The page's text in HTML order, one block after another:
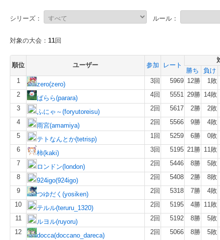
シリーズ： ルール：
対象の大会： 11回
順位 ユーザー 参加 レート
勝ち
負け
1
zero(zero) 3回 5969 12勝
1敗
2
ぱらら(parara) 4回 5551 29勝 14敗
3
ふにゃ～(foryutoreisu) 2回 5617 2勝
2敗
4
雨宮(amamiya) 2回 5566 9勝
4敗
5
テトなんとか(tetrisp) 1回 5259 6勝
0敗
6
柿(kaki) 3回 5195 21勝 11敗
7
ロンドン(london) 2回 5446 8勝
5敗
8
924igo(924igo) 2回 5408 2勝
8敗
9
つゆだく(yosiken) 2回 5318 7勝
4敗
10
テルル(teruru_1320) 2回 5195 4勝 11敗
11
ルヨル(ruyoru) 2回 5192 8勝
5敗
12
docca(doccano_dareca) 2回 5066 8勝
5敗